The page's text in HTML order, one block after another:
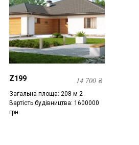
Z199 14 700₴
Загальна площа: 208 м 2
Вартість будівництва: 1600000
грн.